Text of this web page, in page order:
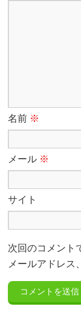
名前 ※
メール ※
サイト
次回のコメント
メールアドレス